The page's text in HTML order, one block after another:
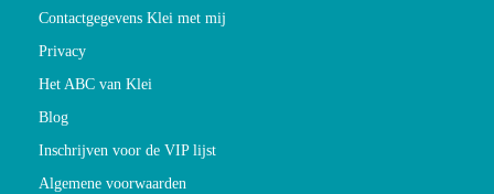
Contactgegevens Klei met mij
Privacy
Het ABC van Klei
Blog
Inschrijven voor de VIP lijst
Algemene voorwaarden